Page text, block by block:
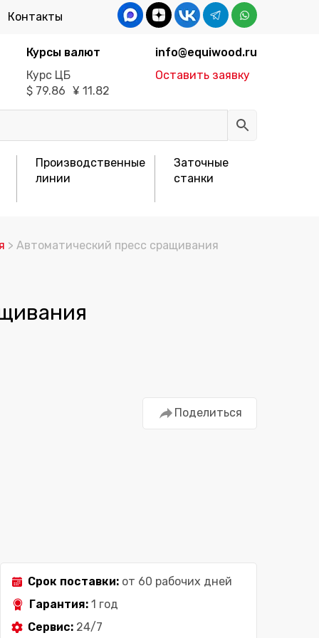
Контакты
Курсы валют
Курс ЦБ
$ 79.86 ¥ 11.82
info@equiwood.ru
Оставить заявку
Производственные
линии
Заточные
станки
> Автоматический пресс сращивания
Поделиться
Срок поставки: от 60 рабочих дней
Гарантия: 1 год
Сервис: 24/7